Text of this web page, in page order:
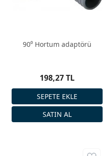
90⁰ Hortum adaptörü
198,27 TL